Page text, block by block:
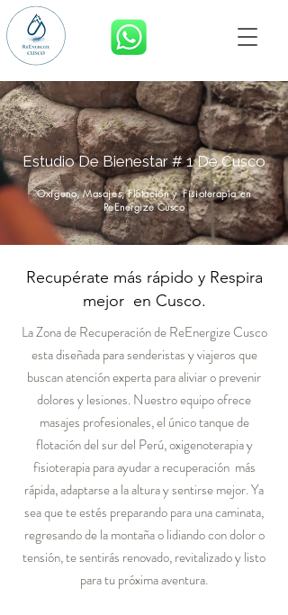
Estudio De Bienestar # 1 De Cusco
Oxígeno, Masajes, Flotación y Fisioterapia en
ReEnergize Cusco
Recupérate más rápido y Respira
mejor en Cusco.
La Zona de Recuperación de ReEnergize Cusco
estadiseñadapara senderistas y viajeros que
buscan atención experta para aliviar o prevenir
dolores y lesiones. Nuestro equipo ofrece
masajes profesionales, el único tanque de
flotación del sur del Perú, oxigenoterapia y
fisioterapia para ayudar arecuperaciónmás
rápida, adaptarse a la altura y sentirse mejor. Ya
sea que te estés preparando para una caminata,
regresando de la montaña o lidiando con dolor o
tensión, te sentirás renovado, revitalizado y listo
para tu próxima aventura.